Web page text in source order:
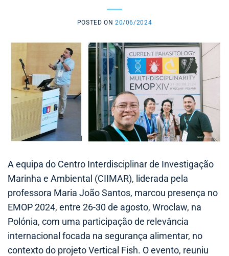
POSTED ON 20/06/2024
A equipa do Centro Interdisciplinar de Investigação
Marinha e Ambiental (CIIMAR), liderada pela
professora Maria João Santos, marcou presença no
EMOP 2024, entre 26-30 de agosto, Wroclaw, na
Polónia, com uma participação de relevância
internacional focada na segurança alimentar, no
contexto do projeto Vertical Fish. O evento, reuniu